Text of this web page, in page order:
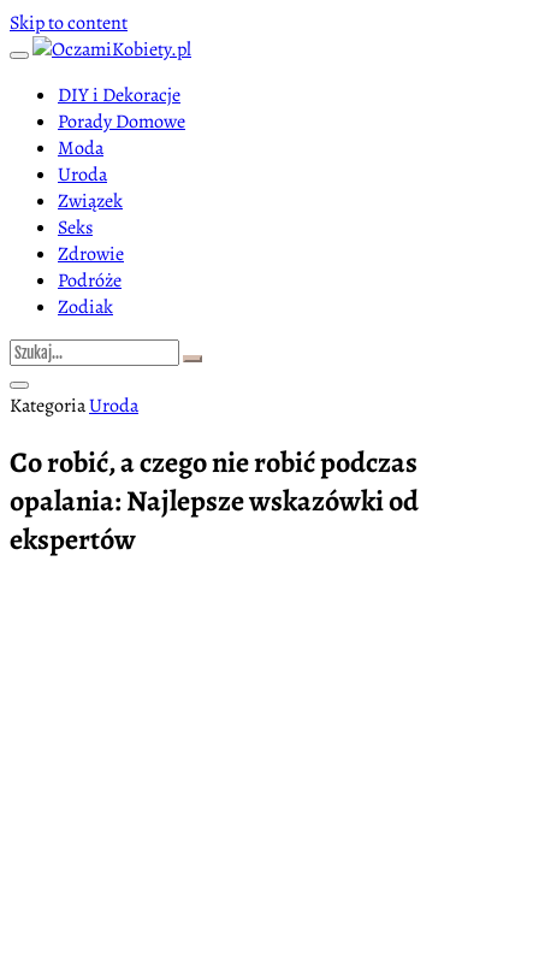
Skip to content
DIY i Dekoracje
Porady Domowe
Moda
Uroda
Związek
Seks
Zdrowie
Podróże
Zodiak
KategoriaUroda
Co robić, a czego nie robić podczas
opalania: Najlepsze wskazówki od
ekspertów